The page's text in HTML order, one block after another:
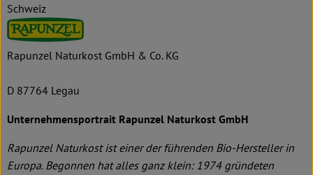
Schweiz
Rapunzel Naturkost GmbH & Co. KG
D 87764 Legau
Unternehmensportrait Rapunzel Naturkost GmbH
Rapunzel Naturkost ist einer der führenden Bio-Hersteller in
Europa. Begonnen hat alles ganz klein: 1974 gründeten